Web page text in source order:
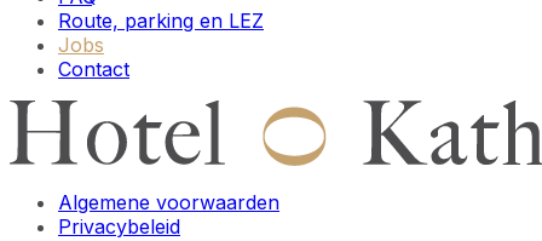
Route, parking en LEZ
Jobs
Contact
Algemene voorwaarden
Privacybeleid